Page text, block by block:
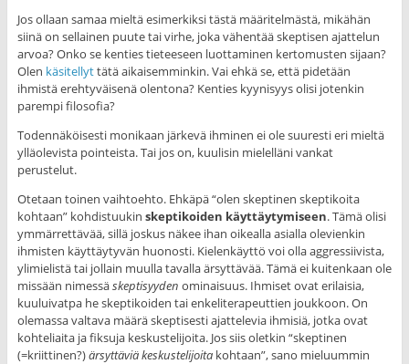
Jos ollaan samaa mieltä esimerkiksi tästä määritelmästä, mikähän
siinä on sellainen puute tai virhe, joka vähentää skeptisen ajattelun
arvoa? Onko se kenties tieteeseen luottaminen kertomusten sijaan?
Olen käsitellyttätä aikaisemminkin. Vai ehkä se, että pidetään
ihmistä erehtyväisenä olentona? Kenties kyynisyys olisi jotenkin
parempi filosofia?
Todennäköisesti monikaan järkevä ihminen ei ole suuresti eri mieltä
ylläolevista pointeista. Tai jos on, kuulisin mielelläni vankat
perustelut.
Otetaan toinen vaihtoehto. Ehkäpä “olen skeptinen skeptikoita
kohtaan” kohdistuukin skeptikoiden käyttäytymiseen. Tämä olisi
ymmärrettävää, sillä joskus näkee ihan oikealla asialla olevienkin
ihmisten käyttäytyvän huonosti. Kielenkäyttö voi olla aggressiivista,
ylimielistä tai jollain muulla tavalla ärsyttävää. Tämä ei kuitenkaan ole
missään nimessäskeptisyyden ominaisuus. Ihmiset ovat erilaisia,
kuuluivatpa he skeptikoiden tai enkeliterapeuttien joukkoon. On
olemassa valtava määrä skeptisesti ajattelevia ihmisiä, jotka ovat
kohteliaita ja fiksuja keskustelijoita. Jos siis oletkin “skeptinen
(=kriittinen?)ärsyttäviä keskustelijoitakohtaan”, sano mieluummin